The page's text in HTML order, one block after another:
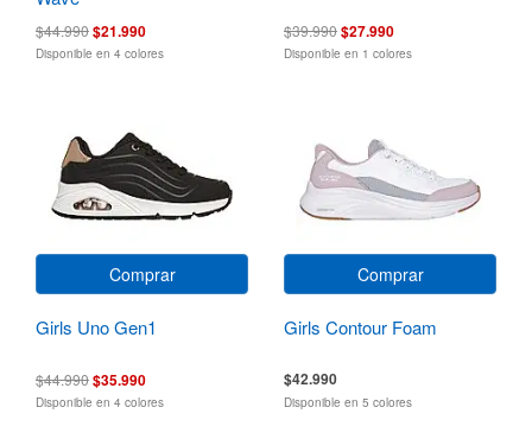
$44.990$21.990
Disponible en 4 colores
$39.990$27.990
Disponible en 1 colores
Comprar
Girls Uno Gen1
$44.990$35.990
Disponible en 4 colores
Comprar
Girls Contour Foam
$42.990
Disponible en 5 colores